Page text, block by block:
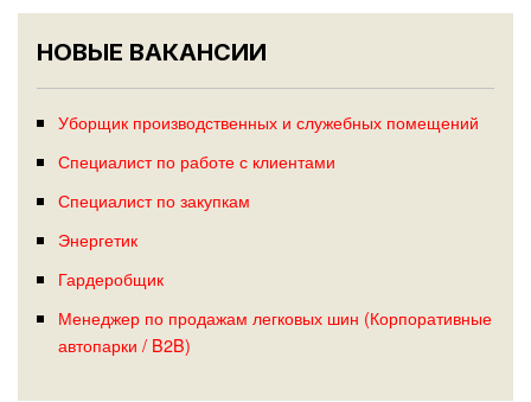
НОВЫЕ ВАКАНСИИ
Уборщик производственных и служебных помещений
Специалист по работе с клиентами
Специалист по закупкам
Энергетик
Гардеробщик
Менеджер по продажам легковых шин (Корпоративные
автопарки / B2B)